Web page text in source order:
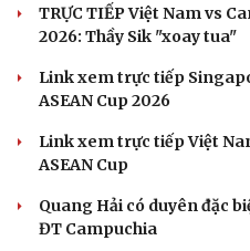
TRỰC TIẾP Việt Nam vs
2026: Thầy Sik "xoay tua"
Link xem trực tiếp
ASEAN Cup 2026
Link xem trực tiếp Việt
ASEAN Cup
Quang Hải có duyên đặc
ĐT Campuchia